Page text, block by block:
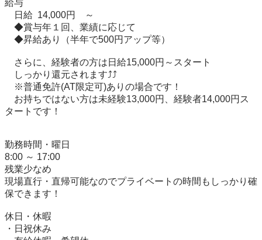
給与
日給 14,000円　～
◆賞与年１回、業績に応じて
◆昇給あり（半年で500円アップ等）
さらに、経験者の方は日給15,000円～スタート
しっかり還元されます⤴⤴
※普通免許(AT限定可)ありの場合です！
お持ちではない方は未経験13,000円、経験者14,000円ス
タートです！
勤務時間・曜日
8:00 ～ 17:00
残業少なめ
現場直行・直帰可能なのでプライベートの時間もしっかり確
保できます！
休日・休暇
・日祝休み